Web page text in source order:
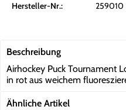
Hersteller-Nr.:
259010
Beschreibung
Airhockey Puck Tournament
in rot aus weichem
Ähnliche Artikel